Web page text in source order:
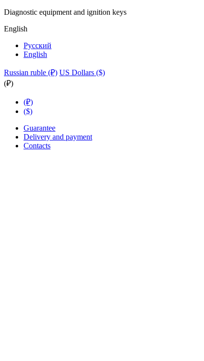
Diagnostic equipment and ignition keys
English
Русский
English
Russian ruble (₽) US Dollars ($)
(₽)
(₽)
($)
Guarantee
Delivery and payment
Contacts